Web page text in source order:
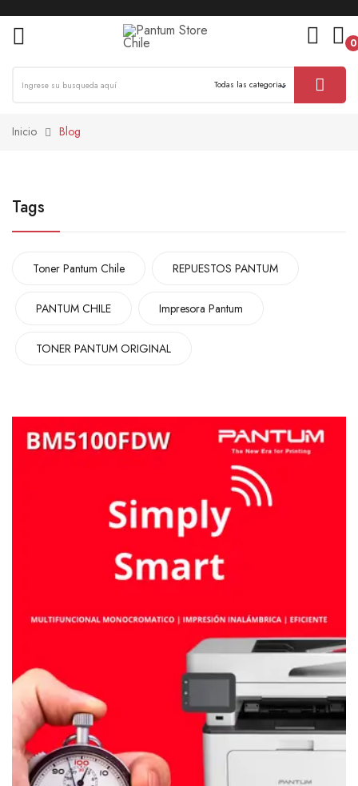
0
Inicio Blog
Tags
Toner Pantum Chile REPUESTOS PANTUM
PANTUM CHILE Impresora Pantum
TONER PANTUM ORIGINAL